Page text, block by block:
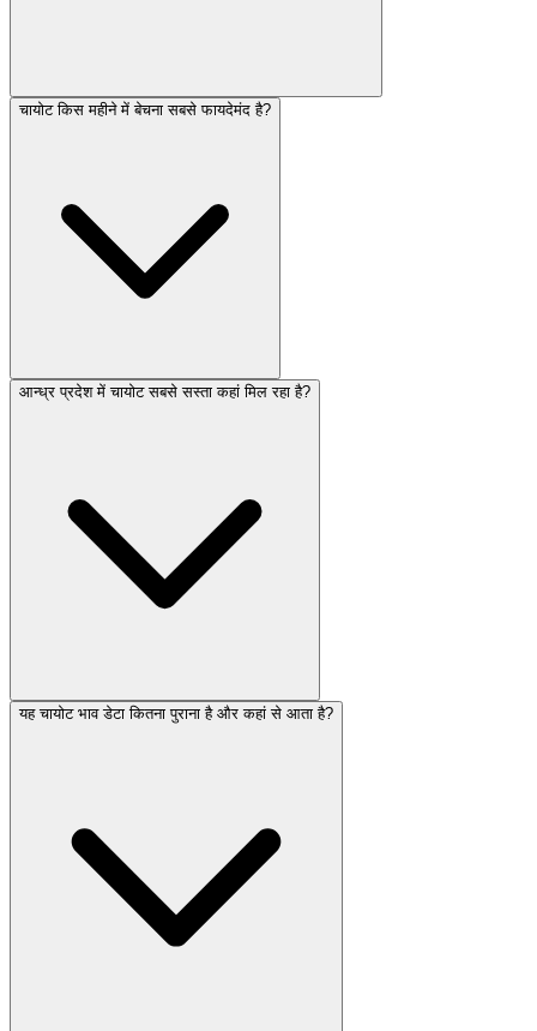
चायोट किस महीने में बेचना सबसे फायदेमंद है?
आन्ध्र प्रदेश में चायोट सबसे सस्ता कहां मिल रहा है?
यह चायोट भाव डेटा कितना पुराना है और कहां से आता है?